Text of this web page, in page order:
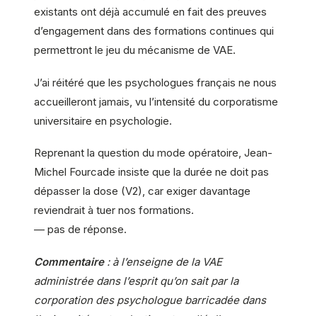
existants ont déjà accumulé en fait des preuves
d’engagement dans des formations continues qui
permettront le jeu du mécanisme de VAE.
J’ai réitéré que les psychologues français ne nous
accueilleront jamais, vu l’intensité du corporatisme
universitaire en psychologie.
Reprenant la question du mode opératoire, Jean-
Michel Fourcade insiste que la durée ne doit pas
dépasser la dose (V2), car exiger davantage
reviendrait à tuer nos formations.
— pas de réponse.
Commentaire: à l’enseigne de la VAE
administrée dans l’esprit qu’on sait par la
corporation des psychologue barricadée dans